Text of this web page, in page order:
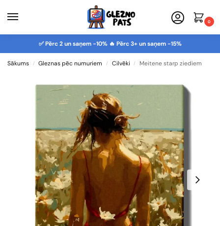
0
✅ Pērc 2 un saņem -10% 🔥 Pērc 3+ un saņem -15%
Sākums / Gleznas pēc numuriem / Cilvēki / Meitene starp ziediem